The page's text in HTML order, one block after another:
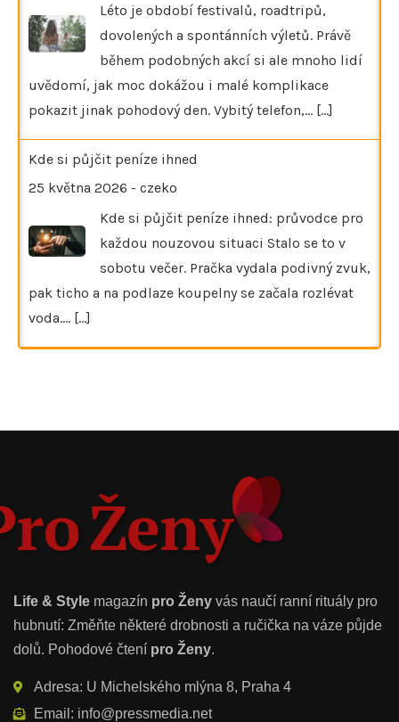
Léto je období festivalů, roadtripů,
dovolených a spontánních výletů. Právě
během podobných akcí si ale mnoho lidí
uvědomí, jak moc dokážou i malé komplikace
pokazit jinak pohodový den. Vybitý telefon,… [...]
Kde si půjčit peníze ihned
25 května 2026 - czeko
Kde si půjčit peníze ihned: průvodce pro
každou nouzovou situaci Stalo se to v
sobotu večer. Pračka vydala podivný zvuk,
pak ticho a na podlaze koupelny se začala rozlévat
voda.… [...]
Life & Style magazín pro Ženy vás naučí ranní rituály pro
hubnutí: Změňte některé drobnosti a ručička na váze půjde
dolů. Pohodové čtení pro Ženy.
Adresa: U Michelského mlýna 8, Praha 4
Email: info@pressmedia.net